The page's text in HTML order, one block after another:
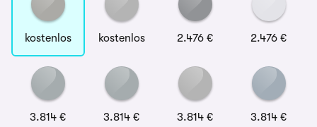
kostenlos kostenlos 2.476 € 2.476 €
3.814 € 3.814 € 3.814 € 3.814 €